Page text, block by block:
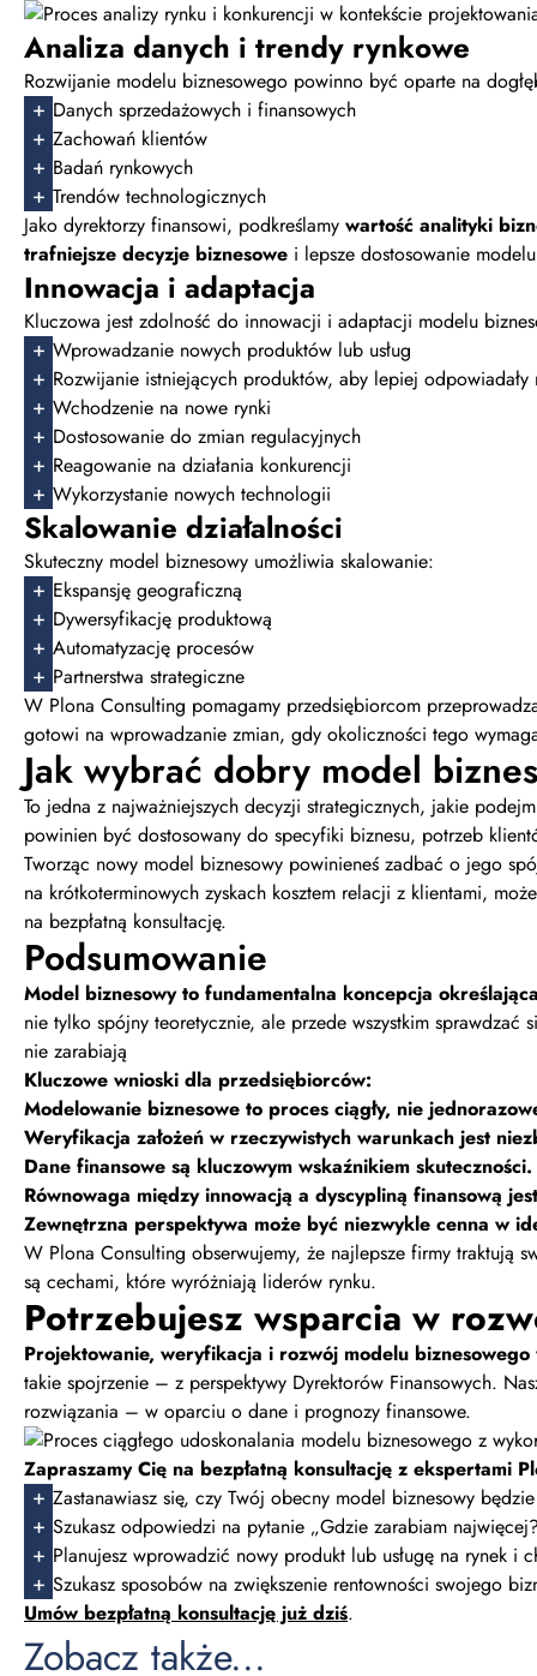
Analiza danych i trendy rynkowe
Rozwijanie modelu biznesowego powinno być oparte na
Danych sprzedażowych i finansowych
Zachowań klientów
Badań rynkowych
Trendów technologicznych
Jako dyrektorzy finansowi, podkreślamy wartość analityki
trafniejsze decyzje biznesowe i lepsze dostosowanie
Innowacja i adaptacja
Kluczowa jest zdolność do innowacji i adaptacji modelu
Wprowadzanie nowych produktów lub usług
Rozwijanie istniejących produktów, aby lepiej
Wchodzenie na nowe rynki
Dostosowanie do zmian regulacyjnych
Reagowanie na działania konkurencji
Wykorzystanie nowych technologii
Skalowanie działalności
Skuteczny model biznesowy umożliwia skalowanie:
Ekspansję geograficzną
Dywersyfikację produktową
Automatyzację procesów
Partnerstwa strategiczne
W Plona Consulting pomagamy przedsiębiorcom
gotowi na wprowadzanie zmian, gdy okoliczności tego
Jak wybrać dobry model
To jedna z najważniejszych decyzji strategicznych, jakie
powinien być dostosowany do specyfiki biznesu, potrzeb
Tworząc nowy model biznesowy powinieneś zadbać o jego
na krótkoterminowych zyskach kosztem relacji z klientami,
na bezpłatną konsultację.
Podsumowanie
Model biznesowy to fundamentalna koncepcja
nie tylko spójny teoretycznie, ale przede wszystkim sprawdzać
nie zarabiają
Kluczowe wnioski dla przedsiębiorców:
Modelowanie biznesowe to proces ciągły, nie
Weryfikacja założeń w rzeczywistych warunkach jest
Dane finansowe są kluczowym wskaźnikiem skuteczności.
Równowaga między innowacją a dyscypliną finansową
Zewnętrzna perspektywa może być niezwykle cenna w
W Plona Consulting obserwujemy, że najlepsze firmy traktują
są cechami, które wyróżniają liderów rynku.
Potrzebujesz wsparcia w
Projektowanie, weryfikacja i rozwój modelu
takie spojrzenie – z perspektywy Dyrektorów Finansowych.
rozwiązania – w oparciu o dane i prognozy finansowe.
Zapraszamy Cię na bezpłatną konsultację z ekspertami
Zastanawiasz się, czy Twój obecny model biznesowy
Szukasz odpowiedzi na pytanie „Gdzie zarabiam
Planujesz wprowadzić nowy produkt lub usługę na rynek i
Szukasz sposobów na zwiększenie rentowności swojego
Umów bezpłatną konsultację już dziś.
Zobacz także...